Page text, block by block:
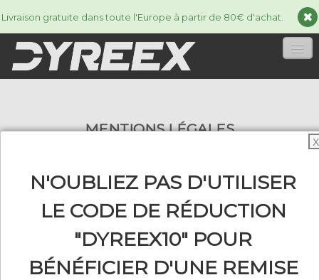
Livraison gratuite dans toute l'Europe à partir de 80€ d'achat.
CORDAGES▼
0
MENTIONS LÉGALES
La marque DYREEX est une marque
déposée distribuée par la société Line Sport
Distribution.
X
N'OUBLIEZ PAS D'UTILISER
LE CODE DE RÉDUCTION
"DYREEX10" POUR
BÉNÉFICIER D'UNE REMISE